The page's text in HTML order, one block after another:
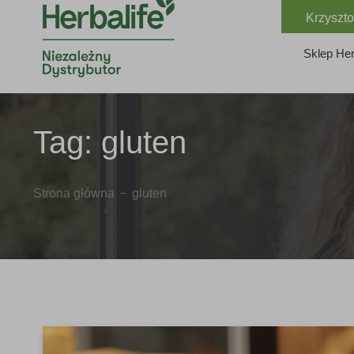
Sklep
Tag: gluten
Strona główna gluten